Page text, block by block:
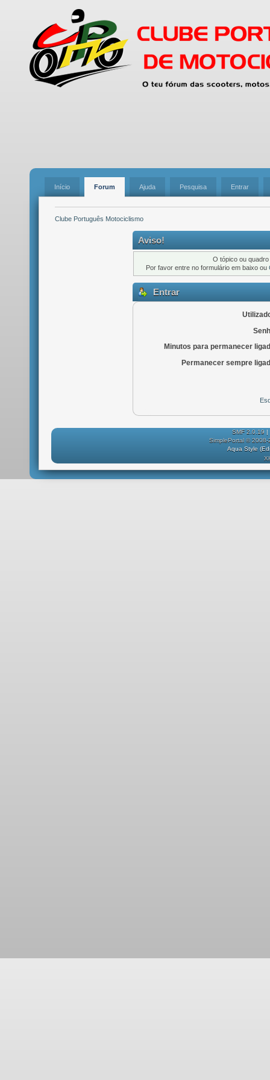
Início Forum Ajuda Pesquisa Entrar
Clube Português Motociclismo
Aviso!
O tópico ou
Por favor entre no formulário em baixo ou
Entrar
Minutos para permanecer
Permanecer sempre
SMF 2.0.19 |
SimplePortal ©
Aqua Style